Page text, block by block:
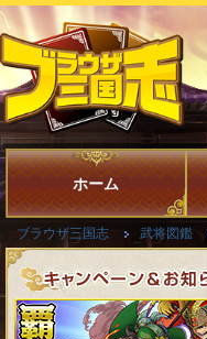
ホーム
ブラウザ三国志 武将図鑑